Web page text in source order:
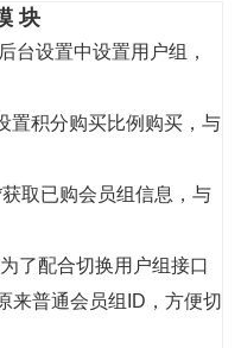
块
台设置中设置用户组，
置积分购买比例购买，与
取已购会员组信息，与
了配合切换用户组接口
来普通会员组ID，方便切